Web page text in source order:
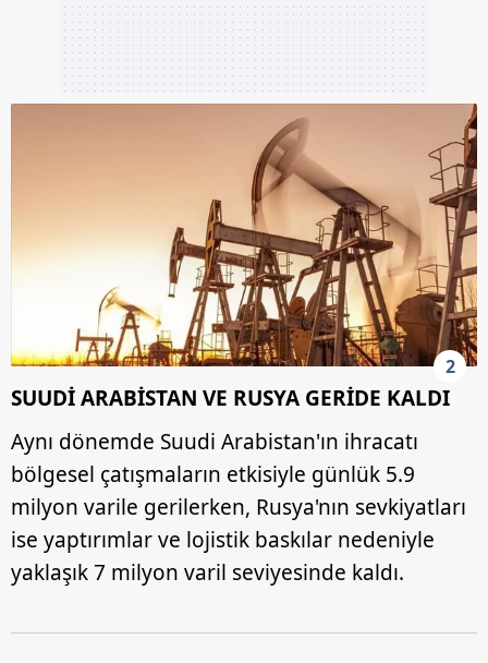
2
SUUDİ ARABİSTAN VE RUSYA GERİDE KALDI
Aynı dönemde Suudi Arabistan'ın ihracatı
bölgesel çatışmaların etkisiyle günlük 5.9
milyon varile gerilerken, Rusya'nın sevkiyatları
ise yaptırımlar ve lojistik baskılar nedeniyle
yaklaşık 7 milyon varil seviyesinde kaldı.